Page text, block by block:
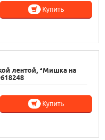
Купить
лентой, “Мишка на
Купить